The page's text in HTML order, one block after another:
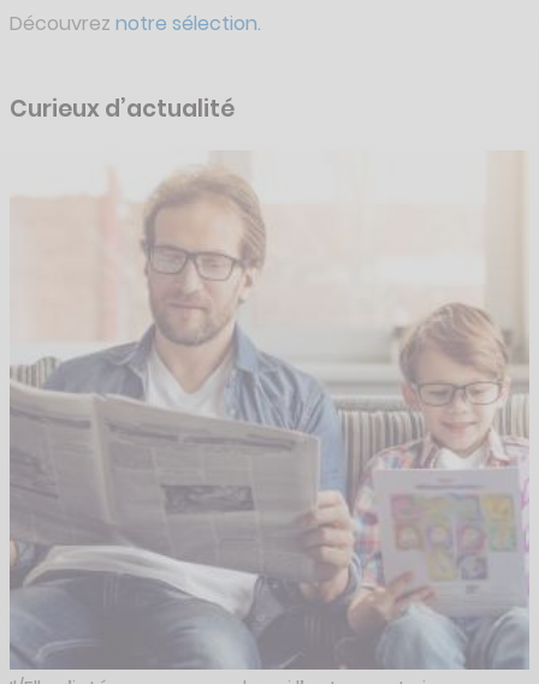
Découvrez notre sélection.
Curieux d’actualité